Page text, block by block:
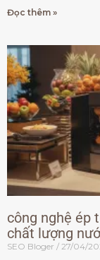
Đọc thêm »
công nghệ ép
chất lượng
SEO Bloger 27/04/